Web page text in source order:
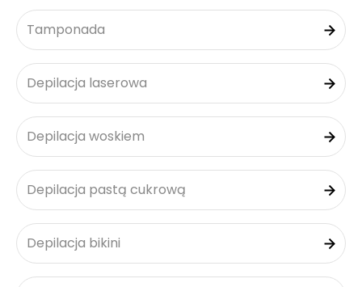
Tamponada
Depilacja laserowa
Depilacja woskiem
Depilacja pastą cukrową
Depilacja bikini